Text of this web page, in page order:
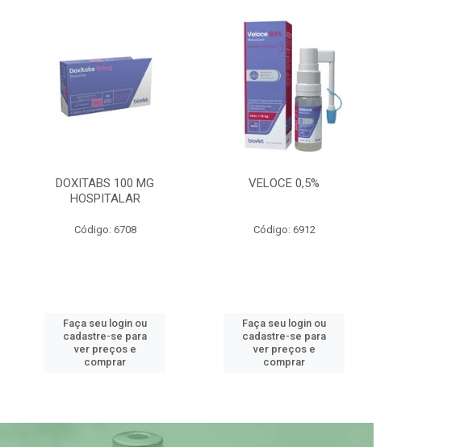
DOXITABS 100 MG
HOSPITALAR
Código: 6708
Faça seu login ou
cadastre-se para
ver preços e
comprar
VELOCE 0,5%
Código: 6912
Faça seu login ou
cadastre-se para
ver preços e
comprar